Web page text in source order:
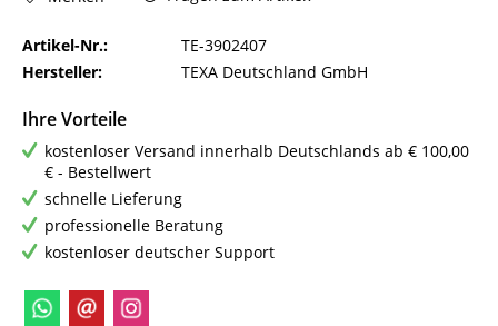
Artikel-Nr.:
TE-3902407
Hersteller:
TEXA Deutschland GmbH
Ihre Vorteile
kostenloser Versand innerhalb Deutschlands ab € 100,00
€ - Bestellwert
schnelle Lieferung
professionelle Beratung
kostenloser deutscher Support